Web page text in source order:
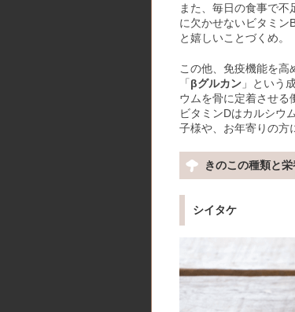
また、毎日の食事で不
に欠かせないビタミン
と嬉しいことづくめ。
この他、免疫機能を高
「βグルカン 」という
ウムを骨に定着させる
ビタミンDはカルシウ
子様や、お年寄りの方
きのこの種類と
シイタケ